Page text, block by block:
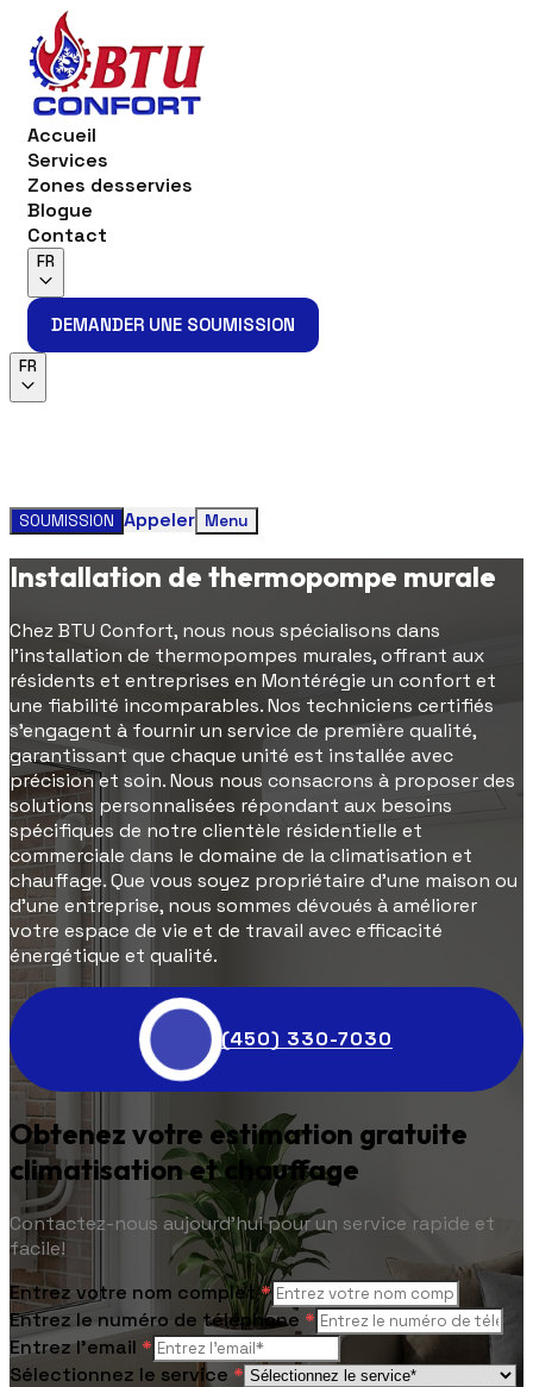
Accueil
Services
Zones desservies
Blogue
Contact
FR
DEMANDER UNE SOUMISSION
FR
SOUMISSION Appeler Menu
Installation de thermopompe murale
Chez BTU Confort, nous nous spécialisons dans
l'installation de thermopompes murales, offrant aux
résidents et entreprises en Montérégie un confort et
une fiabilité incomparables. Nos techniciens certifiés
s'engagent à fournir un service de première qualité,
garantissant que chaque unité est installée avec
précision et soin. Nous nous consacrons à proposer des
solutions personnalisées répondant aux besoins
spécifiques de notre clientèle résidentielle et
commerciale dans le domaine de la climatisation et
chauffage. Que vous soyez propriétaire d'une maison ou
d'une entreprise, nous sommes dévoués à améliorer
votre espace de vie et de travail avec efficacité
énergétique et qualité.
(450) 330-7030
Obtenez votre estimation gratuite
climatisation et chauffage
Contactez-nous aujourd'hui pour un service rapide et
facile!
Entrez votre nom complet *
Entrez le numéro de téléphone *
Entrez l'email *
Sélectionnez le service *